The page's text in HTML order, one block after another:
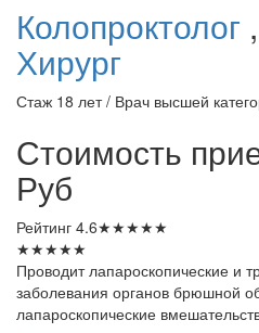
Колопроктолог ,
Хирург
Стаж 18 лет / Врач высшей
Стоимость
Руб
Рейтинг 4.6★★★★★
★★★★★
Проводит лапароскопические и
заболевания органов брюшной
лапароскопические